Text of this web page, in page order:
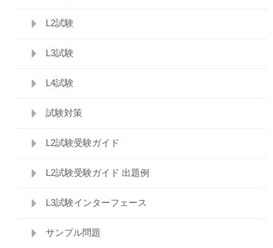
L2試験
L3試験
L4試験
試験対策
L2試験受験ガイド
L2試験受験ガイド 出題例
L3試験インターフェース
サンプル問題